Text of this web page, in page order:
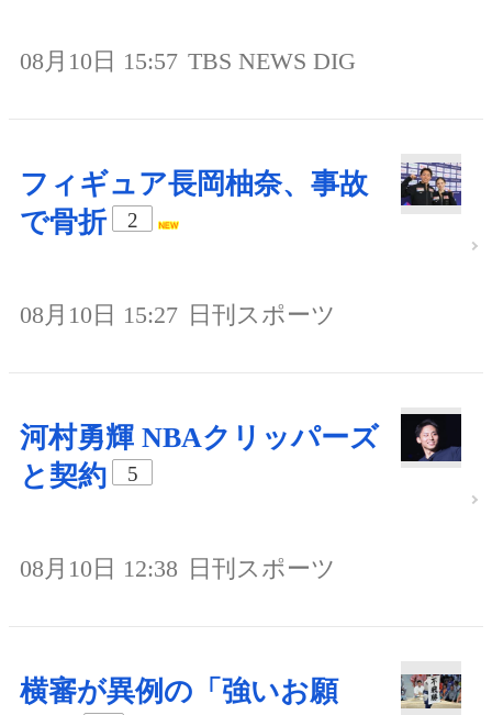
08月10日 15:57 TBS NEWS DIG
フィギュア長岡柚奈、事故
で骨折
2
08月10日 15:27 日刊スポーツ
河村勇輝 NBAクリッパーズ
と契約
5
08月10日 12:38 日刊スポーツ
横審が異例の「強いお願